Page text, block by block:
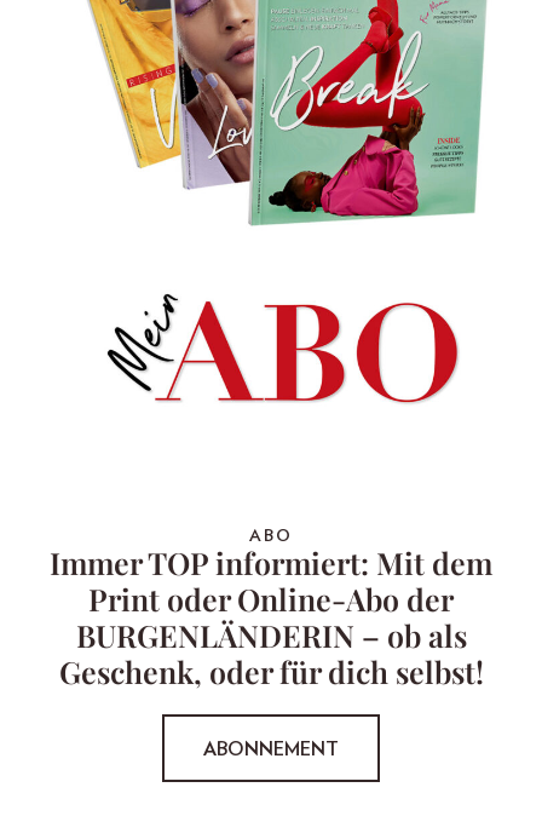
ABO
Immer TOP informiert: Mit dem
Print oder Online-Abo der
BURGENLÄNDERIN – ob als
Geschenk, oder für dich selbst!
ABONNEMENT